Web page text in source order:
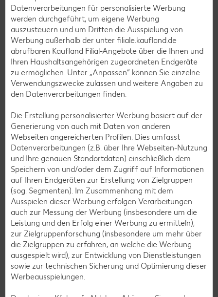
Hier herunterladen
Zwei weitere österliche Bastelideen
Erstelle eine individuelle Einladungskarte für das Osterfest
oder lasse Kresse in der Eierschale wachsen.
Datenverarbeitungen für personalisierte Werbung
werden durchgeführt, um eigene Werbung
auszusteuern und um Dritten die Ausspielung von
Werbung außerhalb der unter filiale.kaufland.de
abrufbaren Kaufland Filial-Angebote über die Ihnen und
Ihren Haushaltsangehörigen zugeordneten Endgeräte
zu ermöglichen. Unter „Anpassen“ können Sie einzelne
Verwendungszwecke zulassen und weitere Angaben zu
den Datenverarbeitungen finden.
Die Erstellung personalisierter Werbung basiert auf der
Generierung von auch mit Daten von anderen
Webseiten angereicherten Profilen. Dies umfasst
Datenverarbeitungen (z.B. über Ihre Webseiten-Nutzung
und Ihre genauen Standortdaten) einschließlich dem
Speichern von und/oder dem Zugriff auf Informationen
auf Ihren Endgeräten zur Erstellung von Zielgruppen
(sog. Segmenten). Im Zusammenhang mit dem
Ausspielen dieser Werbung erfolgen Verarbeitungen
auch zur Messung der Werbung (insbesondere um die
Leistung und den Erfolg einer Werbung zu ermitteln),
zur Zielgruppenforschung (insbesondere um mehr über
die Zielgruppen zu erfahren, an welche die Werbung
ausgespielt wird), zur Entwicklung von Dienstleistungen
sowie zur technischen Sicherung und Optimierung dieser
Werbeausspielungen.